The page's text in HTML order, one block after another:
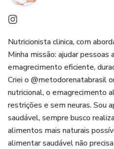
"Este produto não substitui o
relativos à saúde."
👉🏻Prescrição de
👉🏻Ajustes ilimitados no
enjoar das opções ou tiver
não faça ele manter a
dias)
👉🏻Remoção de dúvidas com
WhatsApp
Nutricionista clinica, com
Minha missão: ajudar pessoas
emagrecimento eficiente,
Criei o @metodorenatabrasil
nutricional, o emagrecimento
restrições e sem neuras. Sou
saudável, sempre busco
alimentos mais naturais
alimentar saudável não